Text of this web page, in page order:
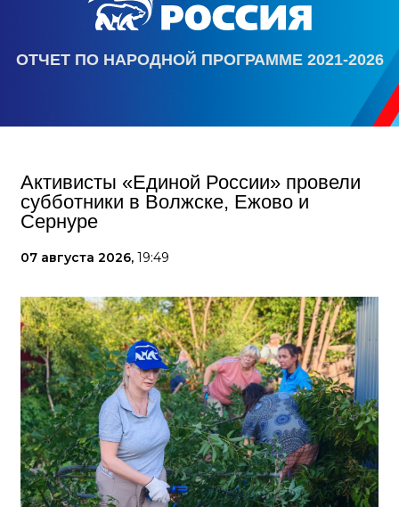
ОТЧЕТ ПО НАРОДНОЙ ПРОГРАММЕ 2021-2026
Активисты «Единой России» провели
субботники в Волжске, Ежово и
Сернуре
07 августа 2026, 19:49